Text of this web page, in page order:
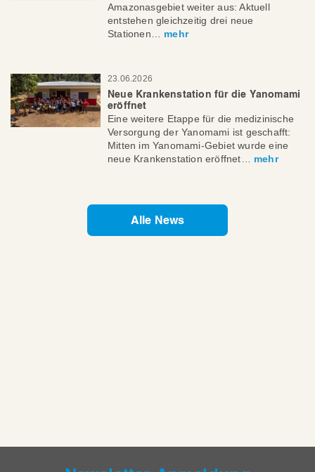
Amazonasgebiet weiter aus: Aktuell
entstehen gleichzeitig drei neue
Stationen… mehr
23.06.2026
Neue Krankenstation für die Yanomami
eröffnet
Eine weitere Etappe für die medizinische
Versorgung der Yanomami ist geschafft:
Mitten im Yanomami-Gebiet wurde eine
neue Krankenstation eröffnet… mehr
Alle News